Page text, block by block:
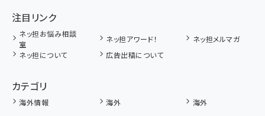
注目リンク
ネッ担お悩み相談
室
ネッ担アワード！
ネッ担メルマガ
ネッ担について
広告出稿について
カテゴリ
海外情報 海外
海外